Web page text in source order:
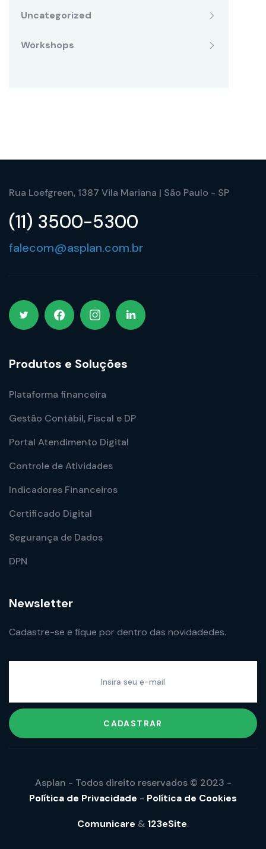
Uncategorized
Workshops
Rua Loefgreen, 1387 Vila Mariana | São Paulo - SP
(11) 3500-5300
falecom@asplan.com.br
Produtos e Soluções
Plataforma financeira
Gestão Contábil, Fiscal e DP
Portal Atendimento Digital
Controle de Atividades
Indicadores Financeiros
Certificado Digital
Segurança de Dados
DPN
Newsletter
Cadastre-se e fique por dentro das novidadedes.
CADASTRAR
Asplan - Todos direito reservados © 2023 -
Política de Privacidade - Política de Cookies
Comunicare & 123eSite.